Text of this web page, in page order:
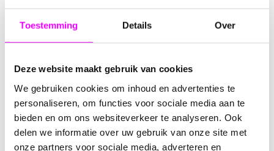
Toestemming Details Over
Deze website maakt gebruik van cookies
We gebruiken cookies om inhoud en advertenties te
personaliseren, om functies voor sociale media aan te
bieden en om ons websiteverkeer te analyseren. Ook
delen we informatie over uw gebruik van onze site met
onze partners voor sociale media, adverteren en
kinderfeestje of jungle themafeest? Dit vrolijke
blaaspijpje in krokodilvorm zorgt gegarandeerd voor
lachende gezichten!
Dit kleurrijke blaasspel is niet alleen leuk, maar ook
uitdagend. Kinderen plaatsen de kleine oog-balletjes in
het mandje van de krokodil en proberen ze omhoog te